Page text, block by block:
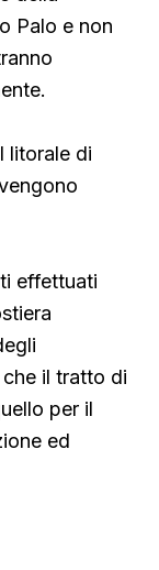
Palo e non
litorale di
effettuati
il tratto di
per il
ed